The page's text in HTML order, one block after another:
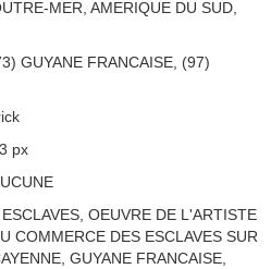
MER, AMERIQUE DU SUD,
GUYANE FRANCAISE, (97)
px
OEUVRE DE L'ARTISTE
COMMERCE DES ESCLAVES SUR
GUYANE FRANCAISE,